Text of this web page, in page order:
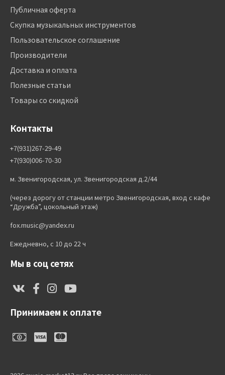
Публичная оферта
Скупка музыкальных инструментов
Пользовательское соглашение
Производители
Доставка и оплата
Полезные статьи
Товары со скидкой
Контакты
+7(931)267-29-49
+7(930)006-70-30
м. Звенигородская, ул. Звенигородская д.2/44
(через дорогу от станции метро Звенигородская, вход с кафе
“Дружба”, цокольный этаж)
fox.music@yandex.ru
Ежедневно, с 10 до 22 ч
Мы в соц сетях
Принимаем к оплате